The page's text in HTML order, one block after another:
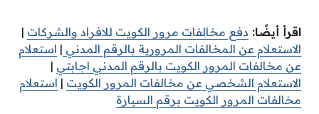
اقرأ أيضًا: دفع مخالفات مرور الكويت للافراد والشركات |
الاستعلام عن المخالفات المرورية بالرقم المدني | استعلام
عن مخالفات المرور الكويت بالرقم المدني اجابتي |
الاستعلام الشخصي عن مخالفات المرور الكويت | استعلام
مخالفات المرور الكويت برقم السيارة